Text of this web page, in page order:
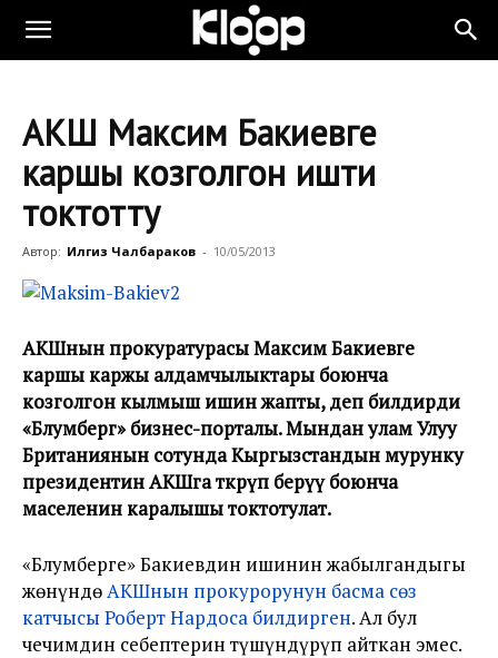
АКШ Максим Бакиевге
каршы козголгон ишти
токтотту
Автор: Илгиз Чалбараков - 10/05/2013
АКШнын прокуратурасы Максим Бакиевге
каршы каржы алдамчылыктары боюнча
козголгон кылмыш ишин жапты, деп билдирди
«Блумберг»бизнес-порталы.Мындан улам Улуу
Британиянын сотунда Кыргызстандын мурунку
президентин АКШга өткөрүп берүү боюнча
маселенин каралышы токтотулат.
«Блумберге» Бакиевдин ишинин жабылгандыгы
жөнүндөАКШнын прокурорунун басма сөз
катчысы Роберт Нардоса билдирген. Ал бул
чечимдин себептерин түшүндүрүп айткан эмес.